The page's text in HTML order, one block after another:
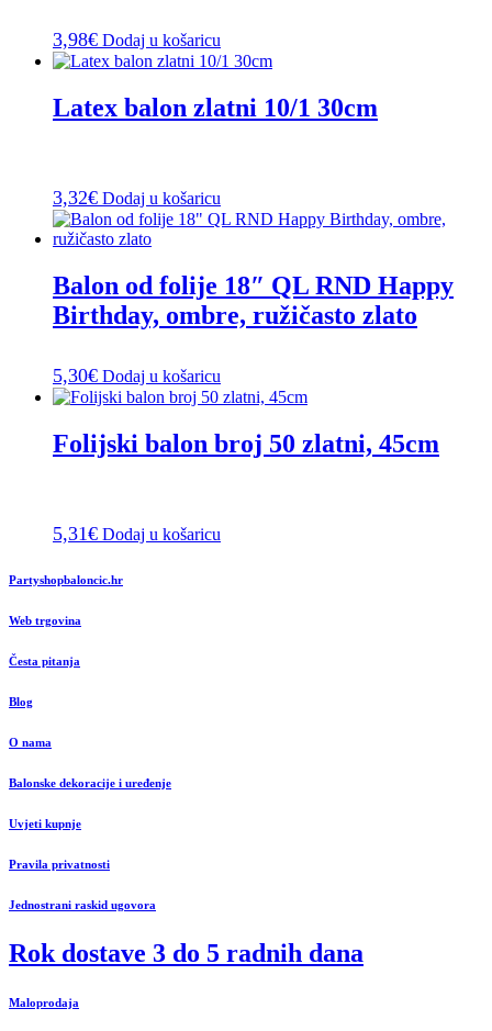
3,98€ Dodaj u košaricu
Latex balon zlatni 10/1 30cm
3,32€ Dodaj u košaricu
Balon od folije 18″ QL RND Happy
Birthday, ombre, ružičasto zlato
5,30€ Dodaj u košaricu
Folijski balon broj 50 zlatni, 45cm
5,31€ Dodaj u košaricu
Partyshopbaloncic.hr
Web trgovina
Česta pitanja
Blog
O nama
Balonske dekoracije i uređenje
Uvjeti kupnje
Pravila privatnosti
Jednostrani raskid ugovora
Rok dostave 3 do 5 radnih dana
Maloprodaja